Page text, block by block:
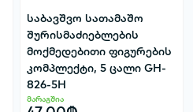
საბავშვო სათამაშო
შურისმაძიებლების
მოქმედებითი ფიგურების
კომპლექტი, 5 ცალი GH-
826-5H
მარაგშია